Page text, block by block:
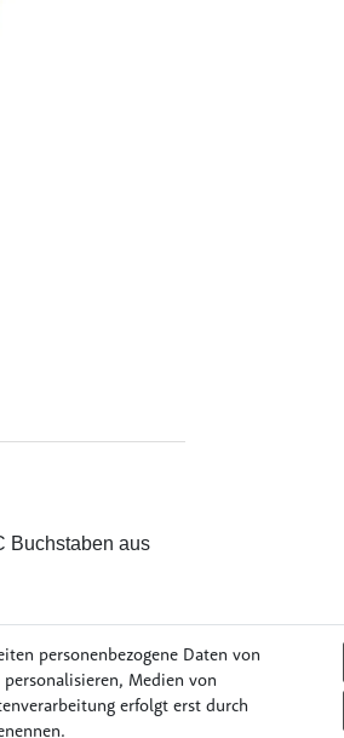
Buchstaben aus
& Spielen Mode & Accessories
personenbezogene Daten von
Medien von
erfolgt erst durch